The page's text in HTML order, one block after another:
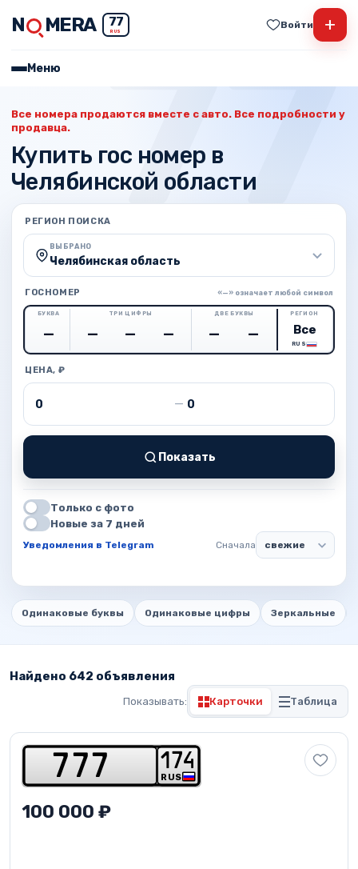
N MERA 77
RUS
Войти +
Меню
Все номера продаются вместе с авто. Все подробности у
продавца.
Купить гос номер в
Челябинской области
РЕГИОН ПОИСКА
ВЫБРАНО
Челябинская область
ГОСНОМЕР «—» означает любой символ
БУКВА ТРИ ЦИФРЫ ДВЕ БУКВЫ РЕГИОН
RUS
ЦЕНА, ₽
Цена от — Цена до
Показать
Только с фото
Новые за 7 дней
Уведомления в Telegram Сначала
Одинаковые буквы Одинаковые цифры Зеркальные
Найдено 642 объявления
Показывать: Карточки Таблица
7 7 7 RUS
1 74
100 000 ₽